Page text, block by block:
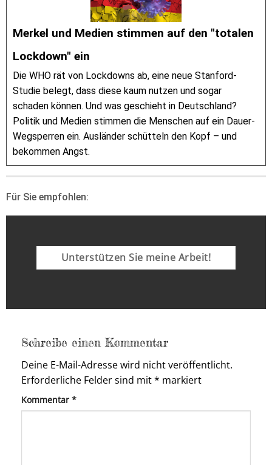
Merkel und Medien stimmen auf den "totalen
Lockdown" ein
Die WHO rät von Lockdowns ab, eine neue Stanford-
Studie belegt, dass diese kaum nutzen und sogar
schaden können. Und was geschieht in Deutschland?
Politik und Medien stimmen die Menschen auf ein Dauer-
Wegsperren ein. Ausländer schütteln den Kopf – und
bekommen Angst.
Für Sie empfohlen:
Unterstützen Sie meine Arbeit!
Schreibe einen Kommentar
Deine E-Mail-Adresse wird nicht veröffentlicht.
Erforderliche Felder sind mit* markiert
Kommentar *